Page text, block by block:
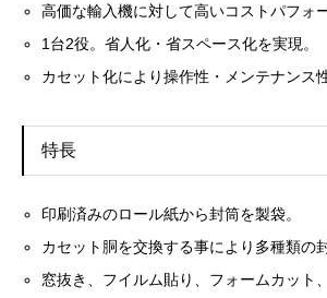
高価な輸入機に対して高いコストパフォ
1台2役。省人化・省スペース化を実現。
カセット化により操作性・メンテナンス
特長
印刷済みのロール紙から封筒を製袋。
カセット胴を交換する事により多種類の
窓抜き、フイルム貼り、フォームカット